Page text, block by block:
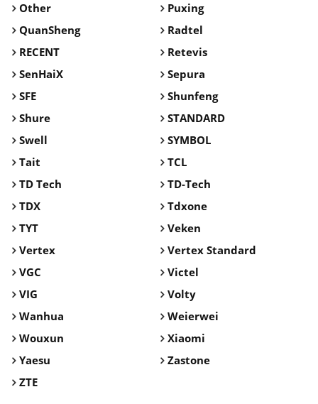
Other
Puxing
QuanSheng
Radtel
RECENT
Retevis
SenHaiX
Sepura
SFE
Shunfeng
Shure
STANDARD
Swell
SYMBOL
Tait
TCL
TD Tech
TD-Tech
TDX
Tdxone
TYT
Veken
Vertex
Vertex Standard
VGC
Victel
VIG
Volty
Wanhua
Weierwei
Wouxun
Xiaomi
Yaesu
Zastone
ZTE